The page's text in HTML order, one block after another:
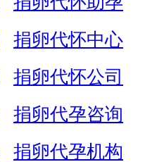
捐卵代怀中心
捐卵代怀公司
捐卵代孕咨询
捐卵代孕机构